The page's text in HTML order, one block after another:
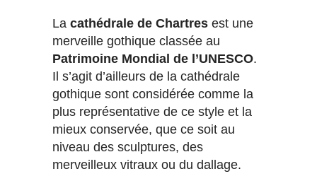
La cathédrale de Chartres est une
merveille gothique classée au
Patrimoine Mondial de l’UNESCO.
Il s’agit d’ailleurs de la cathédrale
gothique sont considérée comme la
plus représentative de ce style et la
mieux conservée, que ce soit au
niveau des sculptures, des
merveilleux vitraux ou du dallage.